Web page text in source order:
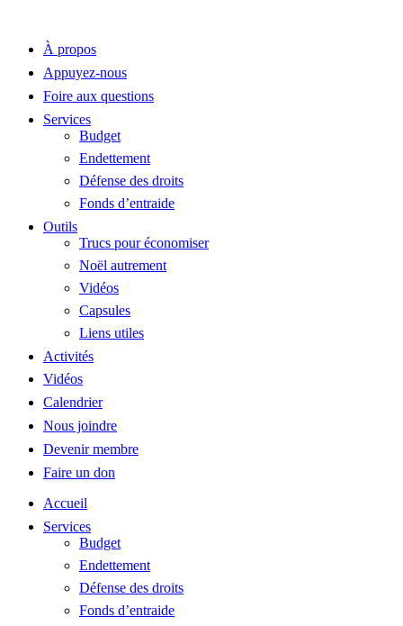
À propos
Appuyez-nous
Foire aux questions
Services
Budget
Endettement
Défense des droits
Fonds d’entraide
Outils
Trucs pour économiser
Noël autrement
Vidéos
Capsules
Liens utiles
Activités
Vidéos
Calendrier
Nous joindre
Devenir membre
Faire un don
Accueil
Services
Budget
Endettement
Défense des droits
Fonds d’entraide